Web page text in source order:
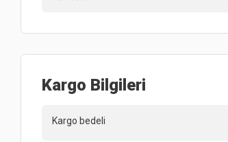
Kargo Bilgileri
Kargo bedeli